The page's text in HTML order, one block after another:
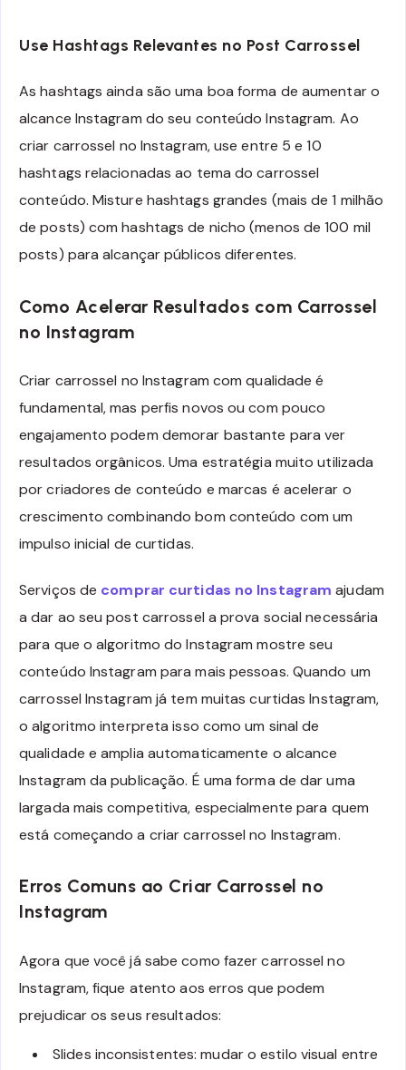
Use Hashtags Relevantes no Post Carrossel
As hashtags ainda são uma boa forma de aumentar o
alcance Instagram do seu conteúdo Instagram. Ao
criar carrossel no Instagram, use entre 5 e 10
hashtags relacionadas ao tema do carrossel
conteúdo. Misture hashtags grandes (mais de 1 milhão
de posts) com hashtags de nicho (menos de 100 mil
posts) para alcançar públicos diferentes.
Como Acelerar Resultados com Carrossel
no Instagram
Criar carrossel no Instagram com qualidade é
fundamental, mas perfis novos ou com pouco
engajamento podem demorar bastante para ver
resultados orgânicos. Uma estratégia muito utilizada
por criadores de conteúdo e marcas é acelerar o
crescimento combinando bom conteúdo com um
impulso inicial de curtidas.
Serviços de comprar curtidas no Instagram ajudam
a dar ao seu post carrossel a prova social necessária
para que o algoritmo do Instagram mostre seu
conteúdo Instagram para mais pessoas. Quando um
carrossel Instagram já tem muitas curtidas Instagram,
o algoritmo interpreta isso como um sinal de
qualidade e amplia automaticamente o alcance
Instagram da publicação. É uma forma de dar uma
largada mais competitiva, especialmente para quem
está começando a criar carrossel no Instagram.
Erros Comuns ao Criar Carrossel no
Instagram
Agora que você já sabe como fazer carrossel no
Instagram, fique atento aos erros que podem
prejudicar os seus resultados:
Slides inconsistentes: mudar o estilo visual entre